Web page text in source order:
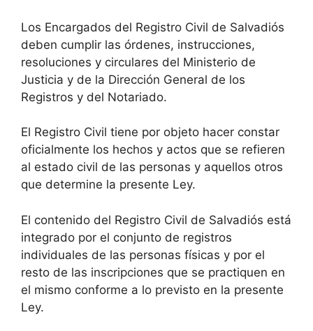
Los Encargados del Registro Civil de Salvadiós
deben cumplir las órdenes, instrucciones,
resoluciones y circulares del Ministerio de
Justicia y de la Dirección General de los
Registros y del Notariado.
El Registro Civil tiene por objeto hacer constar
oficialmente los hechos y actos que se refieren
al estado civil de las personas y aquellos otros
que determine la presente Ley.
El contenido del Registro Civil de Salvadiós está
integrado por el conjunto de registros
individuales de las personas físicas y por el
resto de las inscripciones que se practiquen en
el mismo conforme a lo previsto en la presente
Ley.